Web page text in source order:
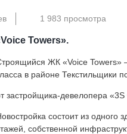
1 983 просмотра
Towers».
ЖК «Voice Towers»
в районе Текстильщики
застройщика-девелопера «3S
состоит из одного
собственной